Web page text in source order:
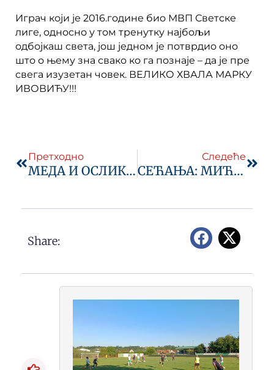
Играч који је 2016.године био МВП Светске
лиге, односно у том тренутку најбољи
одбојкаш света, још једном је потврдио оно
што о њему зна свако ко га познаје – да је пре
свега изузетан човек. ВЕЛИКО ХВАЛА МАРКУ
ИВОВИЋУ!!!
Претходно
МЕДА И ОСЛИКАВАЊЕ ЛИЦА НА УТАКМИЦИ СПАРТАК-РИБНИЦА
Следеће
СЕЋАЊА: МИЋА САЈИЋ
Share: